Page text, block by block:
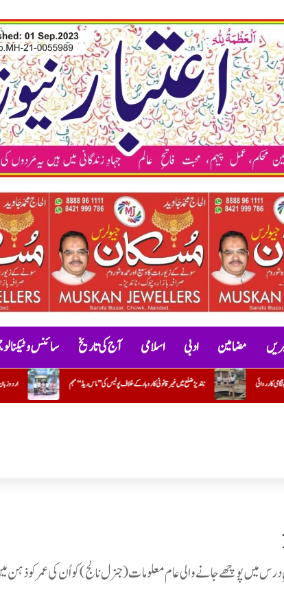
مضامین ادبی اسلامی آج کی تاریخ سائنس و
اردو زبان و ادب کے فروغ کے عزم کے ساتھ بزمِ اردو ادب کا قیام ایک کے خلاف پولیس کی ’’ماس ریڈ‘‘ مہم
میں پوچھے جانے والی عام معلومات ( جنرل نالج) کو اُن کی عمر کو ذہن